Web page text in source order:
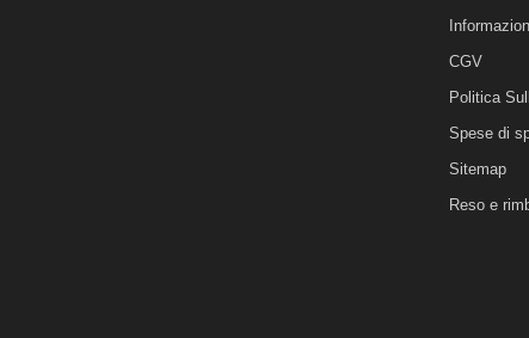
CGV
Politica
Spese di
Sitemap
Reso e